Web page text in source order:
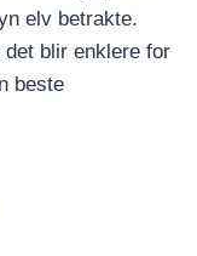
elv betrakte.
det blir enklere for
beste